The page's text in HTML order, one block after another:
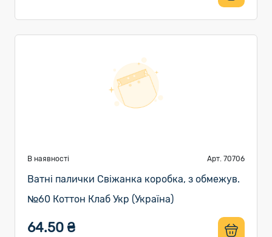
В наявності Арт. 70706
Ватні палички Свіжанка коробка, з обмежув.
№60 Коттон Клаб Укр (Україна)
64.50 ₴